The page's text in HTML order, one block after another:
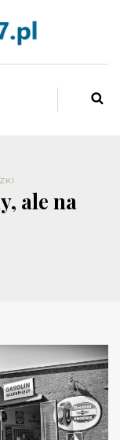
ale na